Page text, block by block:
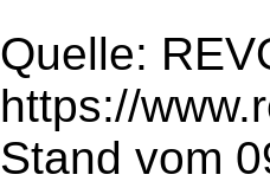
Quelle:
https://
Stand vom